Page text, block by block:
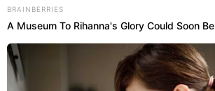
BRAINBERRIES
A Museum To Rihanna's Glory Could Soon